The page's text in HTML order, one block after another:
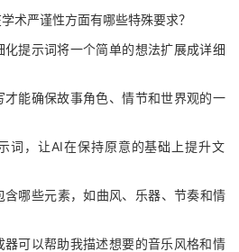
术严谨性方面有哪些特殊要求？
提示词将一个简单的想法扩展成详细
才能确保故事角色、情节和世界观的一
词，让AI在保持原意的基础上提升文
含哪些元素，如曲风、乐器、节奏和情
可以帮助我描述想要的音乐风格和情